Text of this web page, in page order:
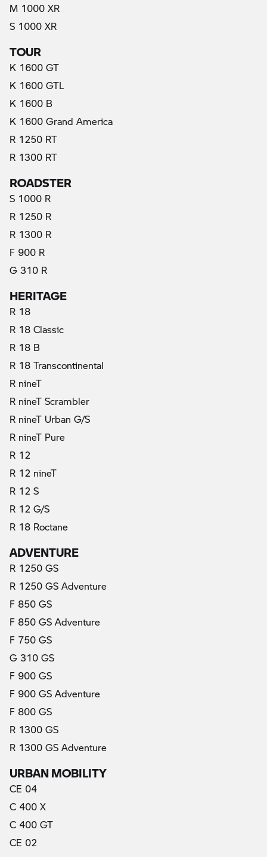
M 1000 XR
S 1000 XR
TOUR
K 1600 GT
K 1600 GTL
K 1600 B
K 1600 Grand America
R 1250 RT
R 1300 RT
ROADSTER
S 1000 R
R 1250 R
R 1300 R
F 900 R
G 310 R
HERITAGE
R 18
R 18 Classic
R 18 B
R 18 Transcontinental
R nineT
R nineT Scrambler
R nineT Urban G/S
R nineT Pure
R 12
R 12 nineT
R 12 S
R 12 G/S
R 18 Roctane
ADVENTURE
R 1250 GS
R 1250 GS Adventure
F 850 GS
F 850 GS Adventure
F 750 GS
G 310 GS
F 900 GS
F 900 GS Adventure
F 800 GS
R 1300 GS
R 1300 GS Adventure
URBAN MOBILITY
CE 04
C 400 X
C 400 GT
CE 02